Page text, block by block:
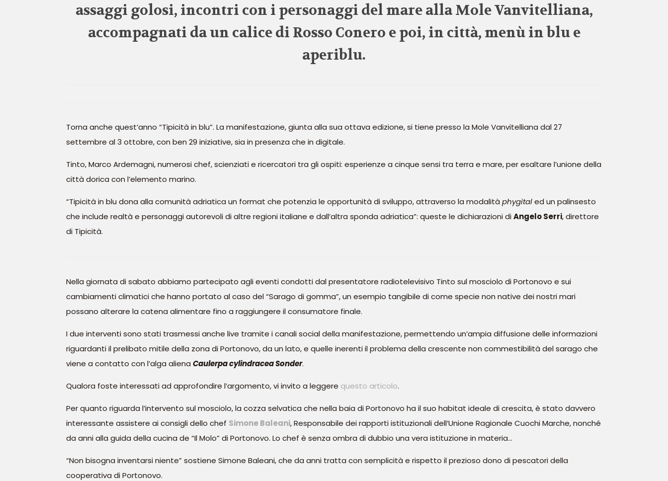
assaggi golosi, incontri con i personaggi del mare alla Mole Vanvitelliana,
accompagnati da un calice di Rosso Conero e poi, in città, menù in blu e
aperiblu.
Torna anche quest’anno “Tipicità in blu”. La manifestazione, giunta alla sua ottava edizione, si tiene presso la Mole Vanvitelliana dal 27
settembre al 3 ottobre, con ben 29 iniziative, sia in presenza che in digitale.
Tinto, Marco Ardemagni, numerosi chef, scienziati e ricercatori tra gli ospiti: esperienze a cinque sensi tra terra e mare, per esaltare l’unione della
città dorica con l’elemento marino.
“Tipicità in blu dona alla comunità adriatica un format che potenzia le opportunità di sviluppo, attraverso la modalità phygitaled un palinsesto
che include realtà e personaggi autorevoli di altre regioni italiane e dall’altra sponda adriatica”: queste le dichiarazioni diAngelo Serri, direttore
di Tipicità.
Nella giornata di sabato abbiamo partecipato agli eventi condotti dal presentatore radiotelevisivo Tinto sul mosciolo di Portonovo e sui
cambiamenti climatici che hanno portato al caso del “Sarago di gomma”, un esempio tangibile di come specie non native dei nostri mari
possano alterare la catena alimentare fino a raggiungere il consumatore finale.
I due interventi sono stati trasmessi anche live tramite i canali social della manifestazione, permettendo un’ampia diffusione delle informazioni
riguardanti il prelibato mitile della zona di Portonovo, da un lato, e quelle inerenti il problema della crescente non commestibilità del sarago che
viene a contatto con l’alga aliena Caulerpa cylindracea Sonder.
Qualora foste interessati ad approfondire l’argomento, vi invito a leggere questo articolo.
Per quanto riguarda l’intervento sul mosciolo, la cozza selvatica che nella baia di Portonovo ha il suo habitat ideale di crescita, è stato davvero
interessante assistere ai consigli dello chef Simone Baleani, Responsabile dei rapporti istituzionali dell’Unione Ragionale Cuochi Marche, nonché
da anni alla guida della cucina de “Il Molo” di Portonovo. Lo chef è senza ombra di dubbio una vera istituzione in materia…
“Non bisogna inventarsi niente” sostiene Simone Baleani, che da anni tratta con semplicità e rispetto il prezioso dono di pescatori della
cooperativa di Portonovo.